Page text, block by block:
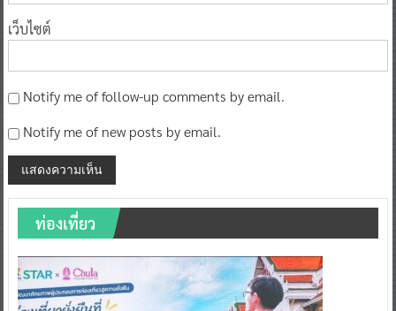
เว็บไซต์
Notify me of follow-up comments by email.
Notify me of new posts by email.
ท่องเที่ยว